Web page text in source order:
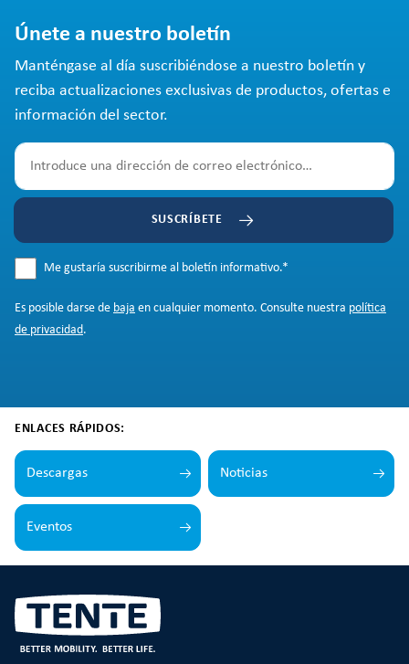
Únete a nuestro boletín
Manténgase al día suscribiéndose a nuestro boletín y
reciba actualizaciones exclusivas de productos, ofertas e
información del sector.
SUSCRÍBETE
Me gustaría suscribirme al boletín informativo.*
Es posible darse de baja en cualquier momento. Consulte nuestra política
de privacidad.
ENLACES RÁPIDOS:
Descargas Noticias
Eventos